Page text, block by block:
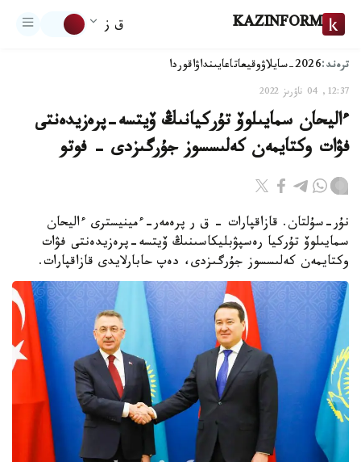
KAZINFORM ق ز
ترەند:2026-سايلاۋ وقيعاتاعايىنداۋاقوردا
12:37, 04 ناۋرىز 2022
ءاليحان سمايىلوۆ تۇركيانىڭ ۆيتسە-پرەزيدەنتى
فۋات وكتايمەن كەلىسسوز جۇرگىزدى - فوتو
نۇر-سۇلتان. قازاقپارات – ق ر پرەمەر-ءمينيسترى ءاليحان
سمايىلوۆ تۇركيا رەسپۋبليكاسىنىڭ ۆيتسە-پرەزيدەنتى فۋات
وكتايمەن كەلىسسوز جۇرگىزدى، دەپ حابارلايدى قازاقپارات.